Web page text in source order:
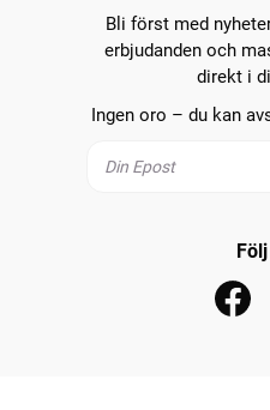
Bli först med
erbjudanden och
direkt i
Ingen oro – du kan